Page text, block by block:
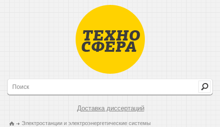
Доставка диссертаций
Электростанции и электроэнергетические системы